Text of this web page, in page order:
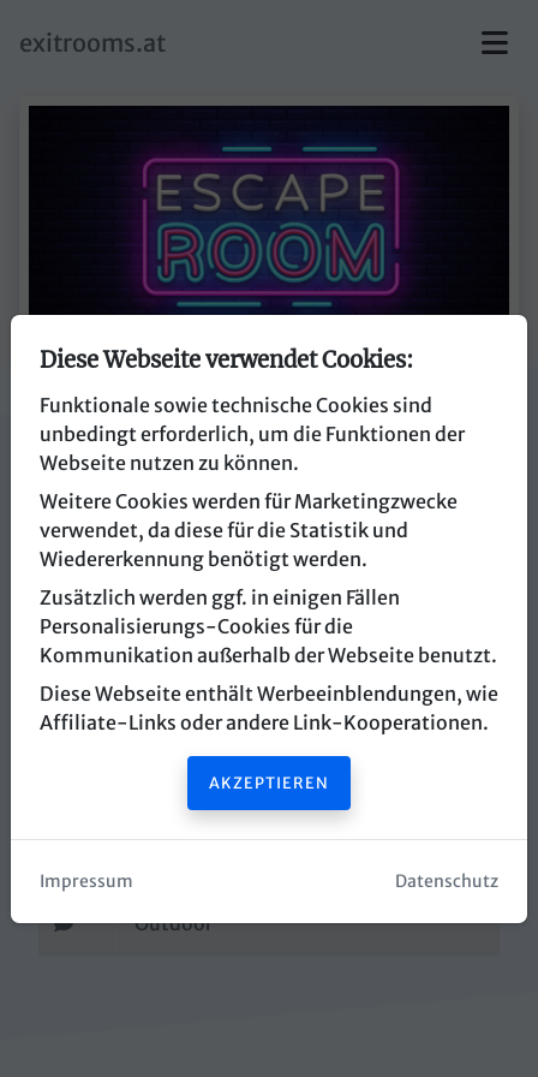
exitrooms.at
Diese Webseite verwendet Cookies:
Funktionale sowie technische Cookies sind
unbedingt erforderlich, um die Funktionen der
Webseite nutzen zu können.
Weitere Cookies werden für Marketingzwecke
verwendet, da diese für die Statistik und
Wiedererkennung benötigt werden.
Zusätzlich werden ggf. in einigen Fällen
Personalisierungs-Cookies für die
Kommunikation außerhalb der Webseite benutzt.
Diese Webseite enthält Werbeeinblendungen, wie
Affiliate-Links oder andere Link-Kooperationen.
AKZEPTIEREN
Impressum Datenschutz
myCityHunt
3400 Klosterneuburg
myCityHunt
Stadtplatz
3400 Klosterneuburg
Webseite öffnen
Outdoor